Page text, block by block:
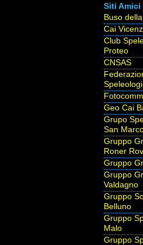
Siti Amici
Buso
Cai
Club
Proteo
CNSAS
Geo Cai
Grupo
San
Gruppo
Roner
Gruppo
Gruppo
Valdagno
Gruppo
Belluno
Gruppo
Malo
Gruppo